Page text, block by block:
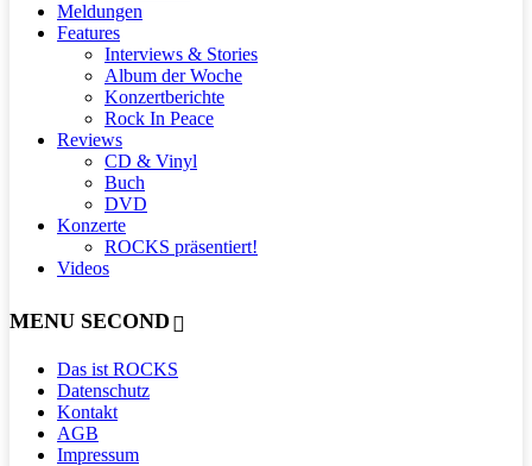
Meldungen
Features
Interviews & Stories
Album der Woche
Konzertberichte
Rock In Peace
Reviews
CD & Vinyl
Buch
DVD
Konzerte
ROCKS präsentiert!
Videos
MENU SECOND
Das ist ROCKS
Datenschutz
Kontakt
AGB
Impressum